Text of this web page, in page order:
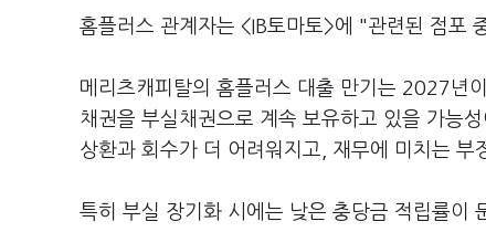
홈플러스 관계자는 <IB토마토>에 "관련된 점포
메리츠캐피탈의 홈플러스 대출 만기는 2027년
채권을 부실채권으로 계속 보유하고 있을 가능
상환과 회수가 더 어려워지고, 재무에 미치는 부
특히 부실 장기화 시에는 낮은 충당금 적립률이